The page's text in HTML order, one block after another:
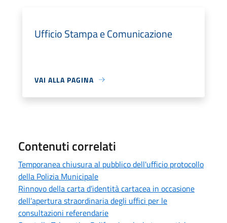
Ufficio Stampa e Comunicazione
VAI ALLA PAGINA
Contenuti correlati
Temporanea chiusura al pubblico dell'ufficio protocollo
della Polizia Municipale
Rinnovo della carta d’identità cartacea in occasione
dell’apertura straordinaria degli uffici per le
consultazioni referendarie